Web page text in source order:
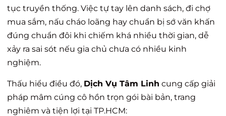
tục truyền thống. Việc tự tay lên danh sách, đi chợ
mua sắm, nấu cháo loãng hay chuẩn bị sớ văn khấn
đúng chuẩn đôi khi chiếm khá nhiều thời gian, dễ
xảy ra sai sót nếu gia chủ chưa có nhiều kinh
nghiệm.
Thấu hiểu điều đó, Dịch Vụ Tâm Linh cung cấp giải
pháp mâm cúng cô hồn trọn gói bài bản, trang
nghiêm và tiện lợi tại TP.HCM: